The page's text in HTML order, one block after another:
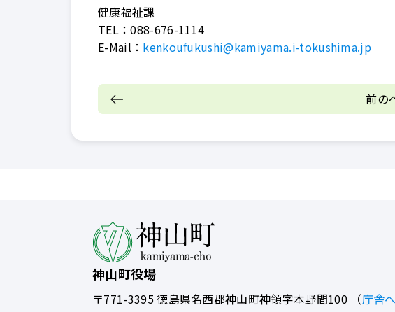
健康福祉課
TEL：088-676-1114
E-Mail： kenkoufukushi@kamiyama.i-tokushima.jp
前の
神山町役場
〒771-3395徳島県名西郡神山町神領字本野間100 （庁舎